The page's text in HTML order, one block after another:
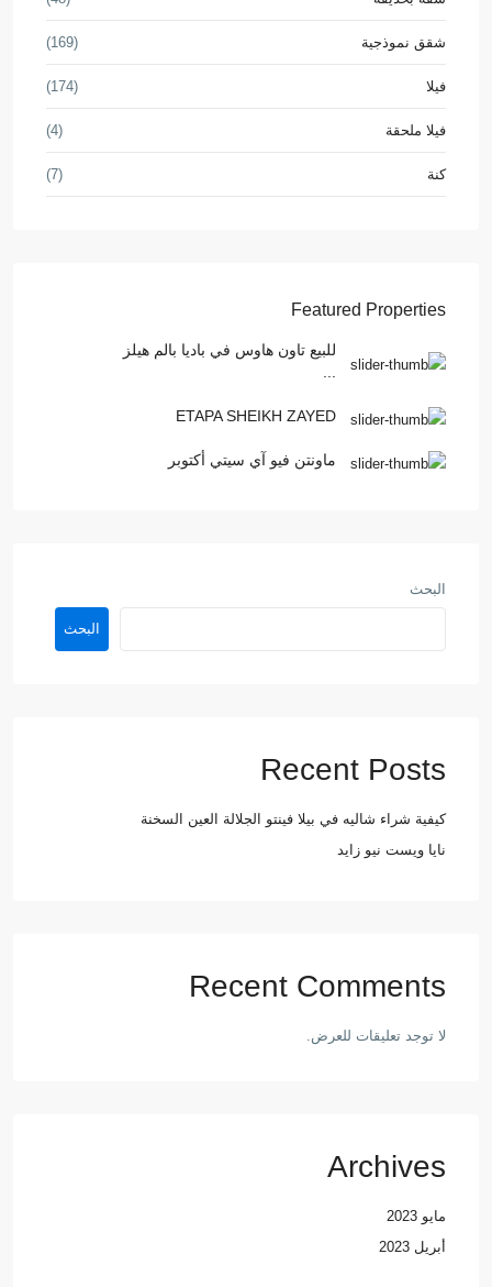
شقق نموذجية (169)
فيلا (174)
فيلا ملحقة (4)
كنة (7)
Featured Properties
للبيع تاون هاوس في باديا بالم هيلز
ETAPA SHEIKH ZAYED
ماونتن فيو آي سيتي أكتوبر
البحث
البحث
Recent Posts
كيفية شراء شاليه في بيلا فينتو الجلالة العين السخنة
نايا ويست نيو زايد
Recent Comments
لا توجد تعليقات للعرض.
Archives
مايو 2023
أبريل 2023